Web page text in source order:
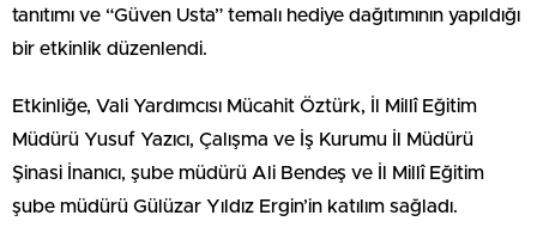
tanıtımı ve “Güven Usta” temalı hediye dağıtımının yapıldığı
bir etkinlik düzenlendi.
Etkinliğe, Vali Yardımcısı Mücahit Öztürk, İl Millî Eğitim
Müdürü Yusuf Yazıcı, Çalışma ve İş Kurumu İl Müdürü
Şinasi İnanıcı, şube müdürü Ali Bendeş ve İl Millî Eğitim
şube müdürü Gülüzar Yıldız Ergin’in katılım sağladı.